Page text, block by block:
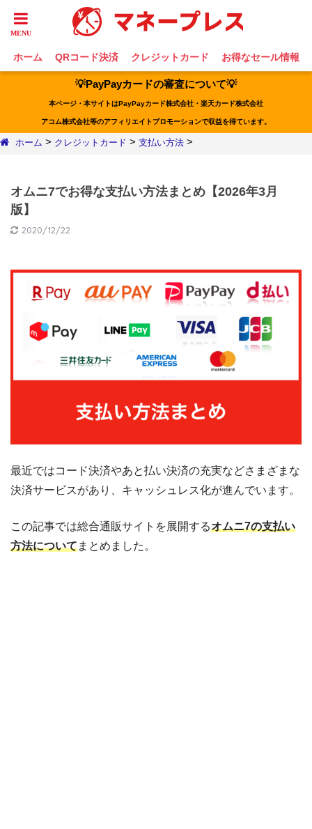
ホーム QRコード決済 クレジットカード お得なセール情報
💡PayPayカードの審査について💡
本ページ・本サイトはPayPayカード株式会社・楽天カード株式会社
アコム株式会社等のアフィリエイトプロモーションで収益を得ています。
ホーム > クレジットカード > 支払い方法 >
オムニ7でお得な支払い方法まとめ【2026年3月
版】
2020/12/22
最近ではコード決済やあと払い決済の充実などさまざまな
決済サービスがあり、キャッシュレス化が進んでいます。
この記事では総合通販サイトを展開するオムニ7の支払い
方法についてまとめました。